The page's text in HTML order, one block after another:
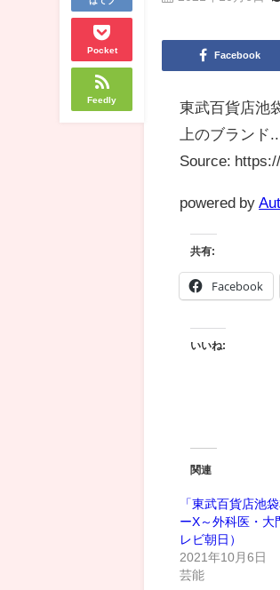
Pocket
Feedly
Facebook
東武百貨店池
上のブランド...
Source:
powered by
共有:
Facebook
いいね:
関連
「東武百貨店池
ーX～外科医・大
レビ朝日）
2021年10月6日
芸能